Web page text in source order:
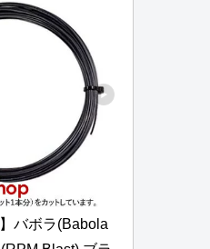
バボラ(Babola